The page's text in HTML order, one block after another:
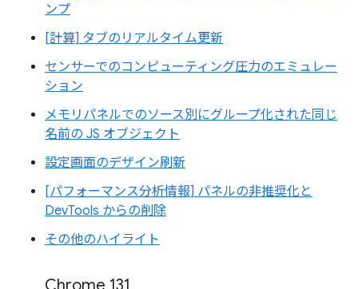
ンプ
[計算] タブのリアルタイム更新
センサーでのコンピューティング圧力のエミュレー
ション
メモリパネルでのソース別にグループ化された同じ
名前の JS オブジェクト
設定画面のデザイン刷新
[パフォーマンス分析情報] パネルの非推奨化と
DevTools からの削除
その他のハイライト